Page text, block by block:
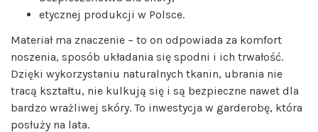
etycznej produkcji w Polsce.
Materiał ma znaczenie – to on odpowiada za komfort
noszenia, sposób układania się spodni i ich trwałość.
Dzięki wykorzystaniu naturalnych tkanin, ubrania nie
tracą kształtu, nie kulkują się i są bezpieczne nawet dla
bardzo wrażliwej skóry. To inwestycja w garderobę, która
posłuży na lata.